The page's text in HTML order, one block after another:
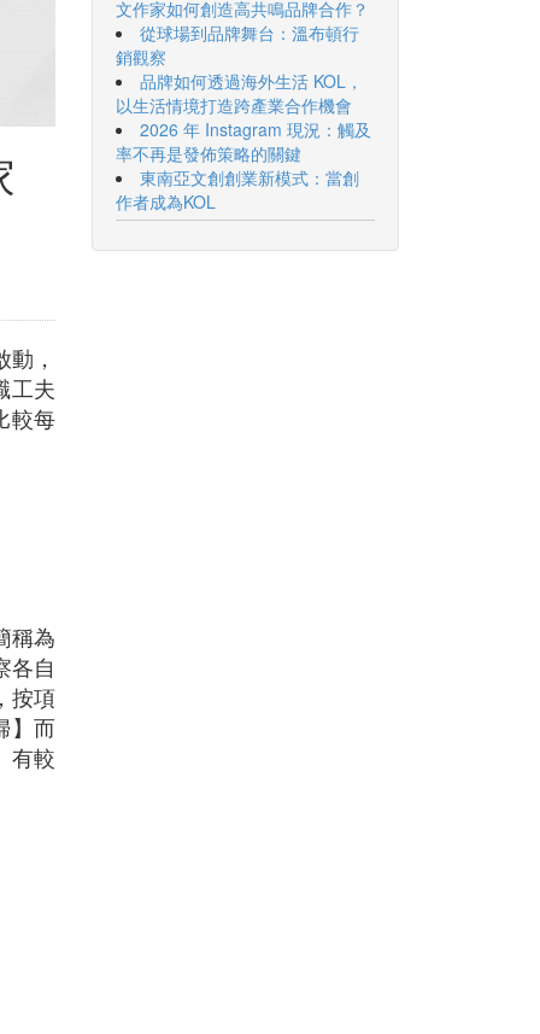
，
工夫
較每
稱為
各自
按項
】而
有較
文作家如何創造高共鳴品牌合作？
從球場到品牌舞台：溫布頓行
銷觀察
品牌如何透過海外生活 KOL，
以生活情境打造跨產業合作機會
2026 年 Instagram 現況：觸及
率不再是發佈策略的關鍵
東南亞文創創業新模式：當創
作者成為KOL